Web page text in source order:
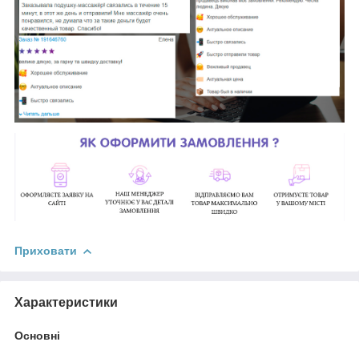
Приховати
Характеристики
Основні